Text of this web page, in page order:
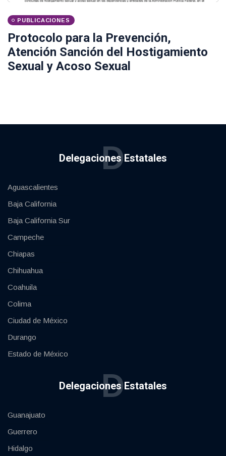
PUBLICACIONES
Protocolo para la Prevención,
Atención Sanción del Hostigamiento
Sexual y Acoso Sexual
Delegaciones Estatales
D
Aguascalientes
Baja California
Baja California Sur
Campeche
Chiapas
Chihuahua
Coahuila
Colima
Ciudad de México
Durango
Estado de México
Delegaciones Estatales
D
Guanajuato
Guerrero
Hidalgo